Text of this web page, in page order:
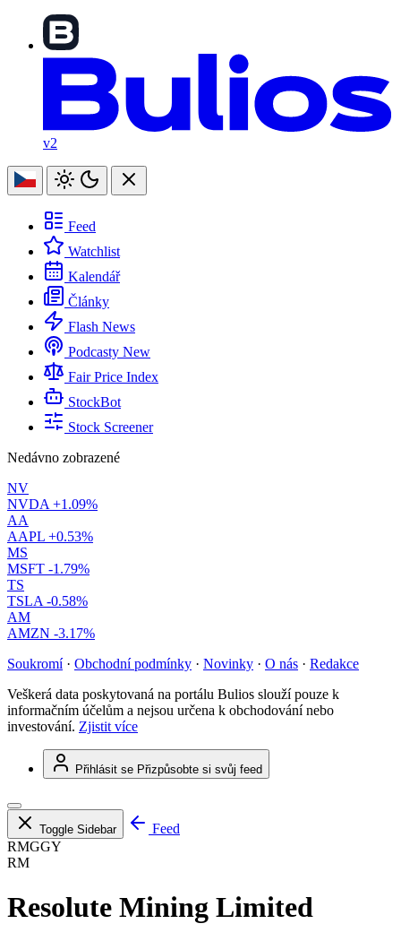
v2
Feed
Watchlist
Kalendář
Články
Flash News
Podcasty New
Fair Price Index
StockBot
Stock Screener
Nedávno zobrazené
NV
NVDA +1.09%
AA
AAPL +0.53%
MS
MSFT -1.79%
TS
TSLA -0.58%
AM
AMZN -3.17%
Soukromí · Obchodní podmínky · Novinky · O nás · Redakce
Veškerá data poskytovaná na portálu Bulios slouží pouze k
informačním účelům a nejsou určena k obchodování nebo
investování. Zjistit více
Přihlásit se Přizpůsobte si svůj feed
Toggle Sidebar
Feed
RMGGY
RM
Resolute Mining Limited